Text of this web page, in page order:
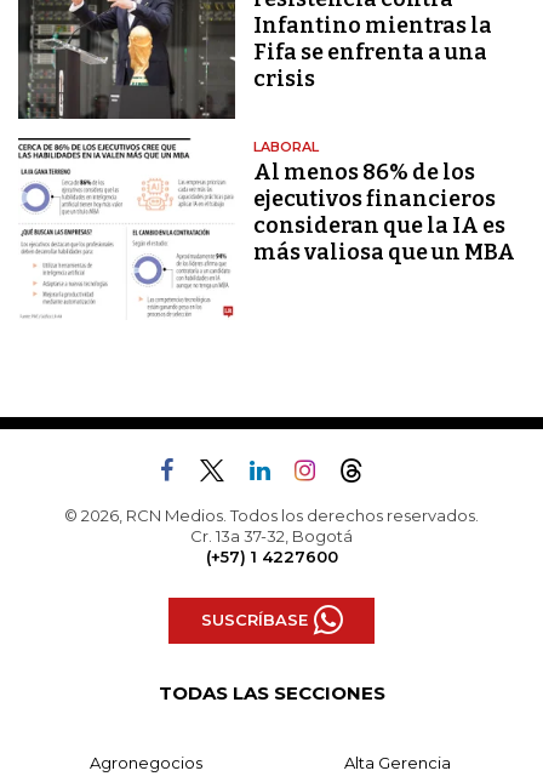
Infantino mientras la
Fifa se enfrenta a una
crisis
LABORAL
Al menos 86% de los
ejecutivos financieros
consideran que la IA es
más valiosa que un MBA
© 2026, RCN Medios. Todos los derechos reservados.
Cr. 13a 37-32, Bogotá
(+57) 1 4227600
SUSCRÍBASE
TODAS LAS SECCIONES
Agronegocios Alta Gerencia